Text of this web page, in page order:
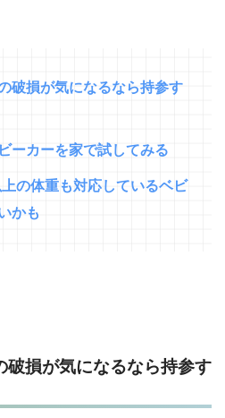
破損が気になるなら持参す
ーカーを家で試してみる
の体重も対応しているベビ
かも
破損が気になるなら持参す